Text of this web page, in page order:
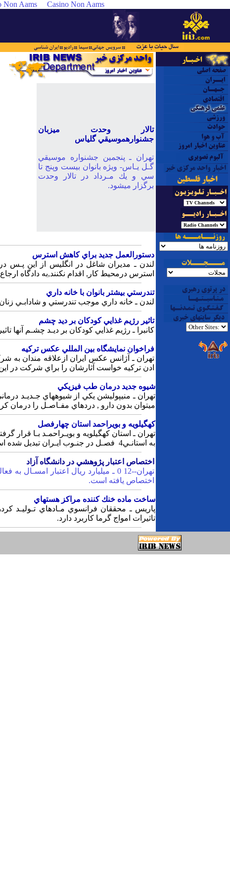
Non Aams Casino Non Aams
جشنواره‎موسيقي‎ گل‎ياس‎
گـل‎ يـاس‎- ويژه‎ بانوان‎ بيست‎ وپنج‎ تا
برگزار مي‎شود.
دستورالعمل‎ جديد براي‎ كاهش‎ استرس‎
استرس‎ درمحيط كار, اقدام‎ نكنند,به‎‎ دادگاه ارجاع و مجرم‎ شناخته‎ خواهند شد.
تندرستي‎ بيشتر بانوان‎ با خانه‎ داري‎
لندن‎ ـ خانه‎ داري‎ موجب‎ تندرستي‎‎ و شادابـي زنان‎ مي‎ شود.
تاثير رژيم‎‎ غذايي‎ كودكان‎ بر ديد چشم
كانبرا ـ رژيم‎‎ غذايي‎ كودكان‎ بر ديـد چشـم آنها تاثير مي‎گذارد .
فراخوان‎‎ نمايشگاه‎‎ بين المللي‎ عكس‎ تركيه
ادن‎‎ تركيه‎ خواست‎‎ آثارشان را براي‎ شركت در اين‎‎ نمايـشگـاه‎‎ به ايـن آژانس‎ بفرستند.
شيوه‎ جديد درمان‎ طب‎ فيزيكي‎
مي‎توان بدون دارو , دردهاي‎ مفـاصـل‎ را درمان‎ كرد.
كهگيلويه‎ و بويراحمد استان‎ چهارفصل‎
به‎ استانـي‎ 4 فصـل‎ در جنـوب‎ ايـران‎ تبديل‎ شده‎ است‎.
اختصاص‎ اعتبار پژوهشي‎ در دانشگاه‎ آزاد
اختصاص‎ يافته‎ است‎.
ساخت‎ ماده‎‎‎ خنك‎ كننده مراكز هستهاي‎
تاثيرات‎ امواج‎ گرما كاربرد دارد.